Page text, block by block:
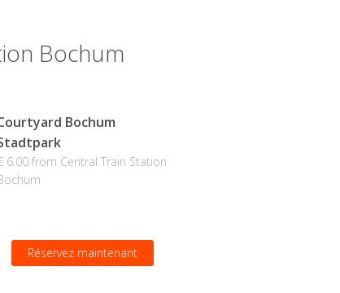
Bochum
Bochum
6.00 from Central Train Station
Réservez maintenant